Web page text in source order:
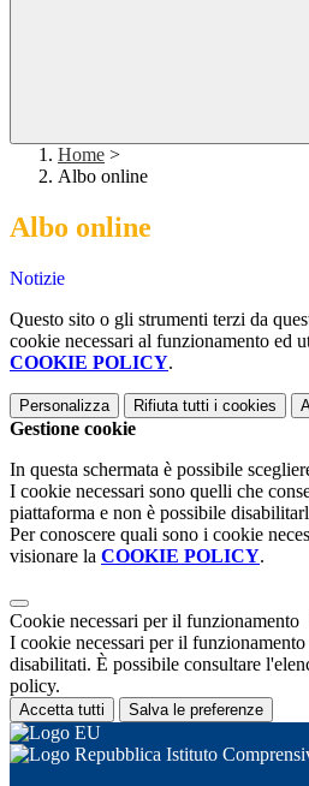
Home >
Albo online
Albo online
Notizie
Questo sito o gli strumenti terzi da
cookie necessari al funzionamento ed
COOKIE POLICY.
Personalizza Rifiuta tutti i cookies
Gestione cookie
In questa schermata è possibile
I cookie necessari sono quelli che
piattaforma e non è possibile
Per conoscere quali sono i cookie
visionare la COOKIE POLICY.
Cookie necessari per il funzionamento
I cookie necessari per il funzionamento
disabilitati. È possibile consultare
policy.
Accetta tutti Salva le preferenze
Istituto